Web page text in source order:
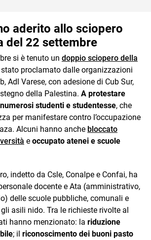
aderito allo sciopero
del 22 settembre
si è tenuto un doppio sciopero della
stato proclamato dalle organizzazioni
Adl Varese, con adesione di Cub Sur,
della Palestina. A protestare
studenti e studentesse, che
per manifestare contro l’occupazione
Alcuni hanno anche bloccato
e occupato atenei e scuole
indetto da Csle, Conalpe e Confai, ha
docente e Ata (amministrativo,
delle scuole pubbliche, comunali e
asili nido. Tra le richieste rivolte al
hanno menzionato: la riduzione
; il riconoscimento dei buoni pasto